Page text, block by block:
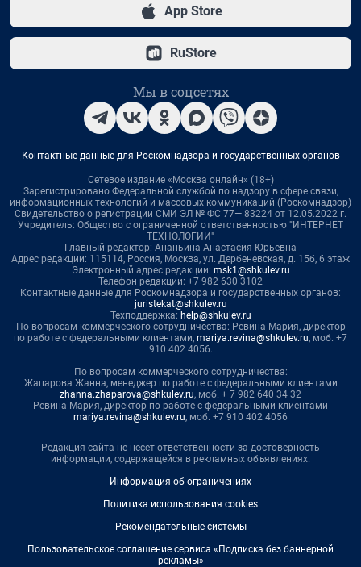
App Store
RuStore
Мы в соцсетях
Контактные данные для Роскомнадзора и государственных органов
Сетевое издание «Москва онлайн» (18+)
Зарегистрировано Федеральной службой по надзору в сфере связи,
информационных технологий и массовых коммуникаций (Роскомнадзор)
Свидетельство о регистрации СМИ ЭЛ № ФС 77— 83224 от 12.05.2022 г.
Учредитель: Общество с ограниченной ответственностью "ИНТЕРНЕТ
ТЕХНОЛОГИИ"
Главный редактор: Ананьина Анастасия Юрьевна
Адрес редакции: 115114, Россия, Москва, ул. Дербеневская, д. 15б, 6 этаж
Электронный адрес редакции: msk1@shkulev.ru
Телефон редакции: +7 982 630 3102
Контактные данные для Роскомнадзора и государственных органов:
juristekat@shkulev.ru
Техподдержка: help@shkulev.ru
По вопросам коммерческого сотрудничества: Ревина Мария, директор
по работе с федеральными клиентами, mariya.revina@shkulev.ru, моб. +7
910 402 4056.
По вопросам коммерческого сотрудничества:
Жапарова Жанна, менеджер по работе с федеральными клиентами
zhanna.zhaparova@shkulev.ru, моб. + 7 982 640 34 32
Ревина Мария, директор по работе с федеральными клиентами
mariya.revina@shkulev.ru, моб. +7 910 402 4056
Редакция сайта не несет ответственности за достоверность
информации, содержащейся в рекламных объявлениях.
Информация об ограничениях
Политика использования cookies
Рекомендательные системы
Пользовательское соглашение сервиса «Подписка без баннерной
рекламы»